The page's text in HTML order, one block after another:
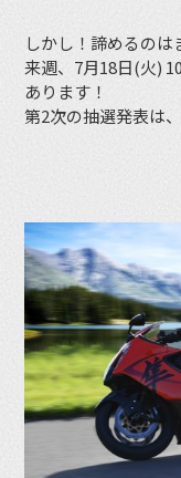
しかし！諦めるのは
来週、7月18日(火)
あります！
第2次の抽選発表は